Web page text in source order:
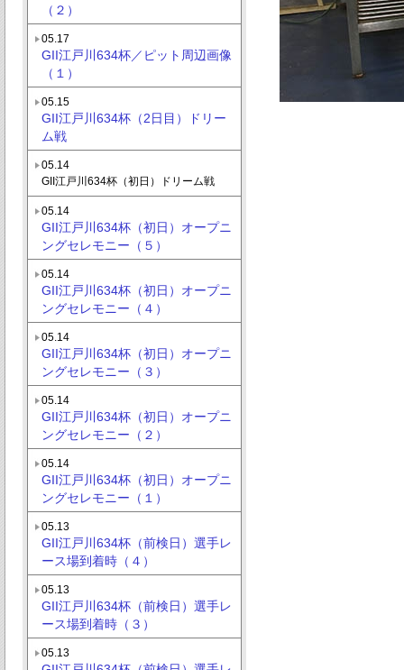
（２）
05.17
GII江戸川634杯／ピット周辺画像
（１）
05.15
GII江戸川634杯（2日目）ドリー
ム戦
05.14
GII江戸川634杯（初日）ドリーム戦
05.14
GII江戸川634杯（初日）オープニ
ングセレモニー（５）
05.14
GII江戸川634杯（初日）オープニ
ングセレモニー（４）
05.14
GII江戸川634杯（初日）オープニ
ングセレモニー（３）
05.14
GII江戸川634杯（初日）オープニ
ングセレモニー（２）
05.14
GII江戸川634杯（初日）オープニ
ングセレモニー（１）
05.13
GII江戸川634杯（前検日）選手レ
ース場到着時（４）
05.13
GII江戸川634杯（前検日）選手レ
ース場到着時（３）
05.13